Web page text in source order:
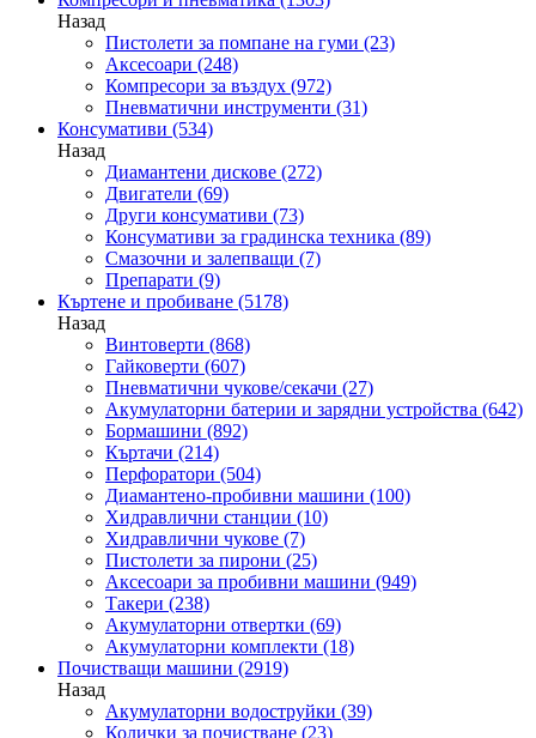
Назад
Пистолети за помпане на гуми (23)
Аксесоари (248)
Компресори за въздух (972)
Пневматични инструменти (31)
Консумативи (534)
Назад
Диамантени дискове (272)
Двигатели (69)
Други консумативи (73)
Консумативи за градинска техника (89)
Смазочни и залепващи (7)
Препарати (9)
Къртене и пробиване (5178)
Назад
Винтоверти (868)
Гайковерти (607)
Пневматични чукове/секачи (27)
Акумулаторни батерии и зарядни устройства (642)
Бормашини (892)
Къртачи (214)
Перфоратори (504)
Диамантено-пробивни машини (100)
Хидравлични станции (10)
Хидравлични чукове (7)
Пистолети за пирони (25)
Аксесоари за пробивни машини (949)
Такери (238)
Акумулаторни отвертки (69)
Акумулаторни комплекти (18)
Почистващи машини (2919)
Назад
Акумулаторни водоструйки (39)
Колички за почистване (23)